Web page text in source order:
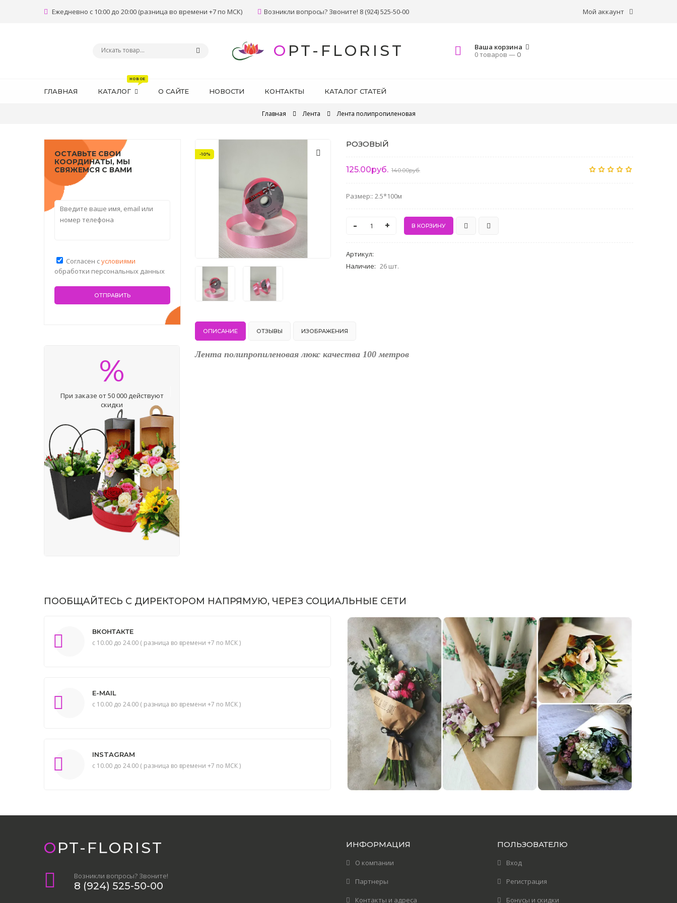
Мой аккаунт
Ежедневно с 10:00 до 20:00 (разница во времени +7 по МСК) Возникли вопросы? Звоните! 8 (924) 525-50-00
OPT-FLORIST
Ваша корзина
0 товаров —0
ГЛАВНАЯ КАТАЛОГ О САЙТЕ НОВОСТИ КОНТАКТЫ КАТАЛОГ СТАТЕЙ
Главная Лента Лента полипропиленовая
-10%
РОЗОВЫЙ
125.00руб. 140.00руб.
Размер:: 2.5*100м
- +
Артикул:
Наличие: 26 шт.
ОПИСАНИЕ ОТЗЫВЫ ИЗОБРАЖЕНИЯ
Лента полипропиленовая люкс качества 100 метров
ОСТАВЬТЕ СВОИ
КООРДИНАТЫ, МЫ
СВЯЖЕМСЯ С ВАМИ
Согласен сусловиями
обработки персональных данных
%
При заказе от 50 000 действуют
скидки
ПООБЩАЙТЕСЬ С ДИРЕКТОРОМ НАПРЯМУЮ, ЧЕРЕЗ СОЦИАЛЬНЫЕ СЕТИ
ВКОНТАКТЕ
с 10.00 до 24.00 ( разница во времени +7 по МСК )
E-MAIL
с 10.00 до 24.00 ( разница во времени +7 по МСК )
INSTAGRAM
с 10.00 до 24.00 ( разница во времени +7 по МСК )
OPT-FLORIST
Возникли вопросы? Звоните!
8 (924) 525-50-00
ИНФОРМАЦИЯ
О компании
Партнеры
Контакты и адреса
ПОЛЬЗОВАТЕЛЮ
Вход
Регистрация
Бонусы и скидки